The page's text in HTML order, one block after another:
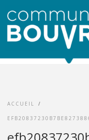
ACCUEIL /